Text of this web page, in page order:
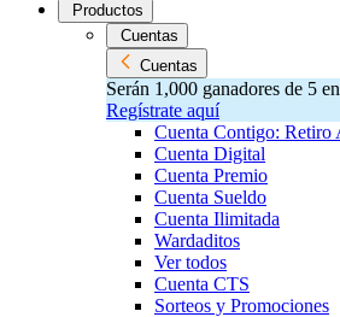
Productos
Cuentas
Cuentas
Serán 1,000 ganadores de 5
Regístrate aquí
Cuenta Contigo: Retiro
Cuenta Digital
Cuenta Premio
Cuenta Sueldo
Cuenta Ilimitada
Wardaditos
Ver todos
Cuenta CTS
Sorteos y Promociones